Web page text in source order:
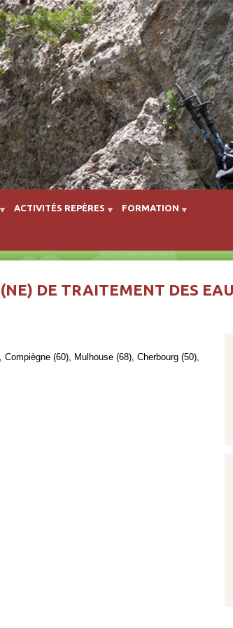
Aller au contenu principal
ACTIVITÉS REPÈRES FORMATION
DE TRAITEMENT DES
(60), Mulhouse (68), Cherbourg (50),